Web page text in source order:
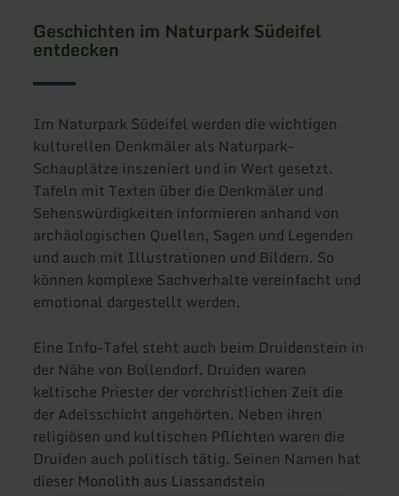
Geschichten im Naturpark Südeifel
entdecken
Im Naturpark Südeifel werden die wichtigen
kulturellen Denkmäler als Naturpark-
Schauplätze inszeniert und in Wert gesetzt.
Tafeln mit Texten über die Denkmäler und
Sehenswürdigkeiten informieren anhand von
archäologischen Quellen, Sagen und Legenden
und auch mit Illustrationen und Bildern. So
können komplexe Sachverhalte vereinfacht und
emotional dargestellt werden.
Eine Info-Tafel steht auch beim Druidenstein in
der Nähe von Bollendorf. Druiden waren
keltische Priester der vorchristlichen Zeit die
der Adelsschicht angehörten. Neben ihren
religiösen und kultischen Pflichten waren die
Druiden auch politisch tätig. Seinen Namen hat
dieser Monolith aus Liassandstein